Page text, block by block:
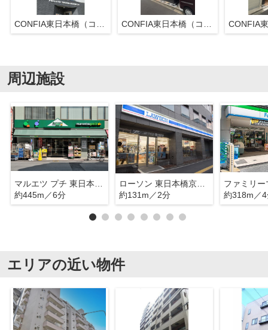
周辺施設
マルエツ プチ 東日本橋三丁目店
約445m／6分
ローソン 東日本橋京葉道路店
約131m／2分
約318m／
エリアの近い物件